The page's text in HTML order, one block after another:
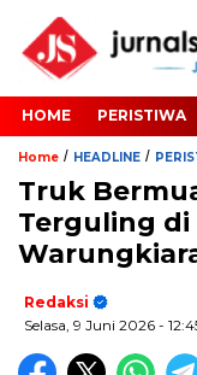
HOME PERISTIWA
Home / HEADLINE /
Truk
Terguling di
Redaksi
Selasa, 9 Juni 2026 -